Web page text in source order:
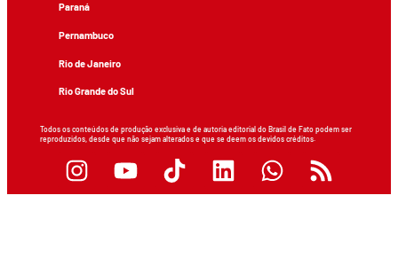
Paraná
Pernambuco
Rio de Janeiro
Rio Grande do Sul
Todos os conteúdos de produção exclusiva e de autoria editorial do Brasil de Fato podem ser
reproduzidos, desde que não sejam alterados e que se deem os devidos créditos.